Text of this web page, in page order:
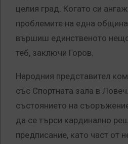
целия град. Когато си
проблемите на една
вършиш единственото
теб, заключи Горов.
Народния представител
със Спортната зала в
състоянието на
да се търси кардинално
предписание, като част от